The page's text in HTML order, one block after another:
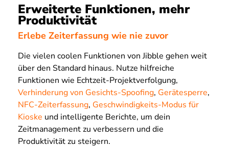
Erweiterte Funktionen, mehr
Produktivität
Erlebe Zeiterfassung wie nie zuvor
Die vielen coolen Funktionen von Jibble gehen weit
über den Standard hinaus. Nutze hilfreiche
Funktionen wie Echtzeit-Projektverfolgung,
Verhinderung von Gesichts-Spoofing, Gerätesperre,
NFC-Zeiterfassung, Geschwindigkeits-Modus für
Kioske und intelligente Berichte, um dein
Zeitmanagement zu verbessern und die
Produktivität zu steigern.